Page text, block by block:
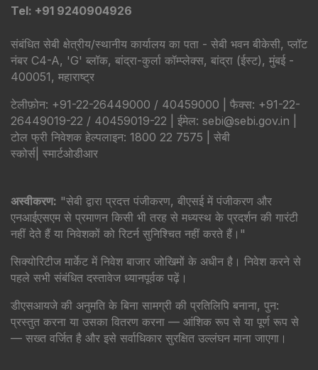
Tel: +91 9240904926
संबंधित सेबी क्षेत्रीय/स्थानीय कार्यालय का पता - सेबी भवन बीकेसी, प्लॉट
नंबर C4-A, 'G' ब्लॉक, बांद्रा-कुर्ला कॉम्प्लेक्स, बांद्रा (ईस्ट), मुंबई -
400051, महाराष्ट्र
टेलीफ़ोन: +91-22-26449000 / 40459000 | फैक्स: +91-22-
26449019-22 / 40459019-22 | ईमेल: sebi@sebi.gov.in |
टोल फ्री निवेशक हेल्पलाइन: 1800 22 7575 | सेबी
स्कोर्स स्मार्टओडीआर
अस्वीकरण: "सेबी द्वारा प्रदत्त पंजीकरण, बीएसई में पंजीकरण और
एनआईएसएम से प्रमाणन किसी भी तरह से मध्यस्थ के प्रदर्शन की गारंटी
नहीं देते हैं या निवेशकों को रिटर्न सुनिश्चित नहीं करते हैं।"
सिक्योरिटीज मार्केट में निवेश बाजार जोखिमों के अधीन है। निवेश करने से
पहले सभी संबंधित दस्तावेज ध्यानपूर्वक पढ़ें।
डीएसआयजे की अनुमति के बिना सामग्री की प्रतिलिपि बनाना, पुन:
प्रस्तुत करना या उसका वितरण करना — आंशिक रूप से या पूर्ण रूप से
— सख्त वर्जित है और इसे सर्वाधिकार सुरक्षित उल्लंघन माना जाएगा।